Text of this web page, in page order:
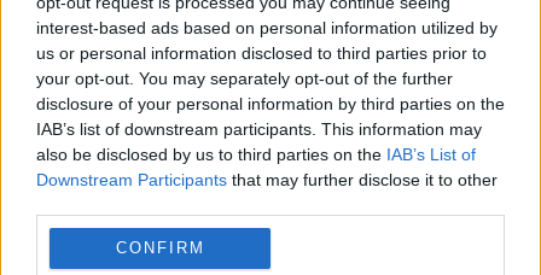
interest-based ads based on personal information utilized by
us or personal information disclosed to third parties prior to
your opt-out. You may separately opt-out of the further
disclosure of your personal information by third parties on the
IAB’s list of downstream participants. This information may
also be disclosed by us to third parties on the IAB’s List of
Downstream Participants that may further disclose it to other
CONFIRM
britanică au această caracteristică. Fiica
Prințesei Eugenie este una dintre ele